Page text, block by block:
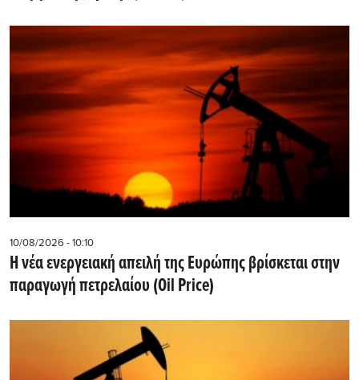
10/08/2026 - 10:10
Η νέα ενεργειακή απειλή της Ευρώπης βρίσκεται στην
παραγωγή πετρελαίου (Oil Price)